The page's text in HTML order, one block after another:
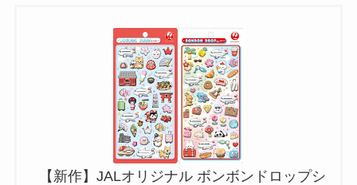
【新作】JALオリジナル ボンボンドロップシ